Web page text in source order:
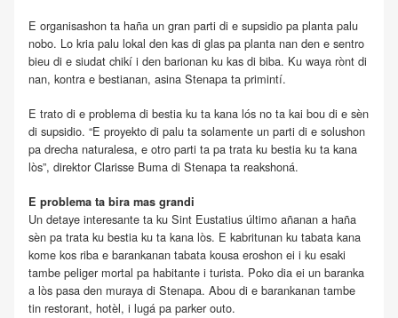
E organisashon ta haña un gran parti di e supsidio pa planta palu
nobo. Lo kria palu lokal den kas di glas pa planta nan den e sentro
bieu di e siudat chikí i den barionan ku kas di biba. Ku waya rònt di
nan, kontra e bestianan, asina Stenapa ta primintí.
E trato di e problema di bestia ku ta kana lós no ta kai bou di e sèn
di supsidio. “E proyekto di palu ta solamente un parti di e solushon
pa drecha naturalesa, e otro parti ta pa trata ku bestia ku ta kana
lòs”, direktor Clarisse Buma di Stenapa ta reakshoná.
E problema ta bira mas grandi
Un detaye interesante ta ku Sint Eustatius último añanan a haña
sèn pa trata ku bestia ku ta kana lòs. E kabritunan ku tabata kana
kome kos riba e barankanan tabata kousa eroshon ei i ku esaki
tambe peliger mortal pa habitante i turista. Poko dia ei un baranka
a lòs pasa den muraya di Stenapa. Abou di e barankanan tambe
tin restorant, hotèl, i lugá pa parker outo.